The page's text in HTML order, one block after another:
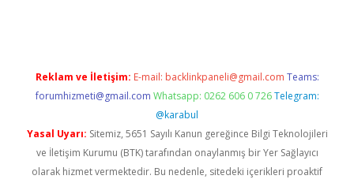
Reklam ve İletişim: E-mail: backlinkpaneli@gmail.com Teams:
forumhizmeti@gmail.com Whatsapp: 0262 606 0 726 Telegram:
@karabul
Yasal Uyarı: Sitemiz, 5651 Sayılı Kanun gereğince Bilgi Teknolojileri
ve İletişim Kurumu (BTK) tarafından onaylanmış bir Yer Sağlayıcı
olarak hizmet vermektedir. Bu nedenle, sitedeki içerikleri proaktif